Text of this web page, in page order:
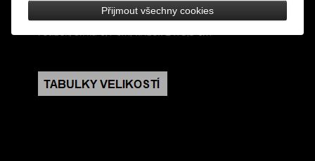
rozměry: délka 44,5 cm + 5 cm prodlužovací
řetízek, šířka 0,1 cm, křížek 2 x 3,5 cm
Přijmout všechny cookies